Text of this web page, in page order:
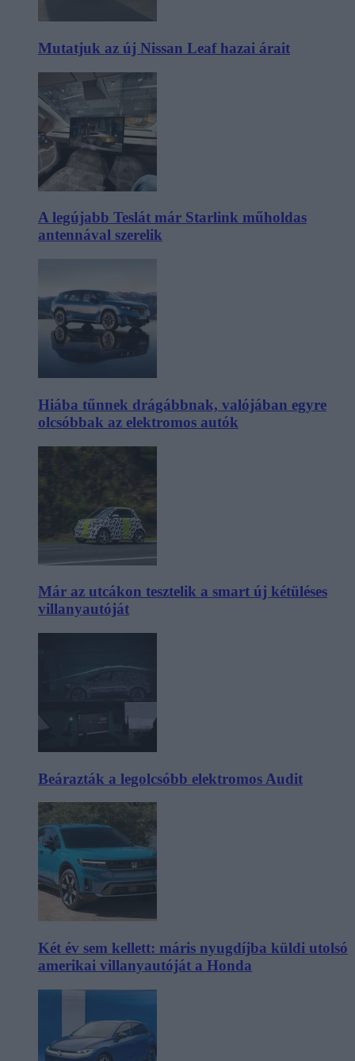
Mutatjuk az új Nissan Leaf hazai árait
A legújabb Teslát már Starlink műholdas
antennával szerelik
Hiába tűnnek drágábbnak, valójában egyre
olcsóbbak az elektromos autók
Már az utcákon tesztelik a smart új kétüléses
villanyautóját
Beárazták a legolcsóbb elektromos Audit
Két év sem kellett: máris nyugdíjba küldi utolsó
amerikai villanyautóját a Honda